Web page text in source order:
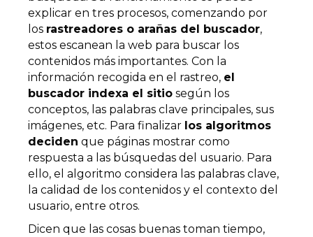
explicar en tres procesos, comenzando por
los rastreadores o arañas del buscador,
estos escanean la web para buscar los
contenidos más importantes. Con la
información recogida en el rastreo, el
buscador indexa el sitio según los
conceptos, las palabras clave principales, sus
imágenes, etc. Para finalizar los algoritmos
deciden que páginas mostrar como
respuesta a las búsquedas del usuario. Para
ello, el algoritmo considera las palabras clave,
la calidad de los contenidos y el contexto del
usuario, entre otros.
Dicen que las cosas buenas toman tiempo,